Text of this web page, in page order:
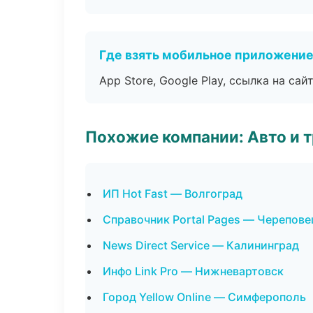
Где взять мобильное
App Store, Google Play, ссылка на
Похожие компании: Авто и
ИП Hot Fast — Волгоград
Справочник Portal Pages —
News Direct Service — Калининград
Инфо Link Pro — Нижневартовск
Город Yellow Online — Симферополь